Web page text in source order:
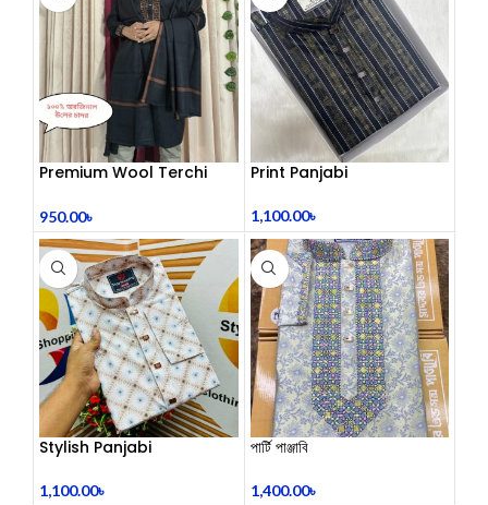
Premium Wool Terchi
950.00৳
Print Panjabi
1,100.00৳
Stylish Panjabi
1,100.00৳
পার্টি পাঞ্জাবি
1,400.00৳